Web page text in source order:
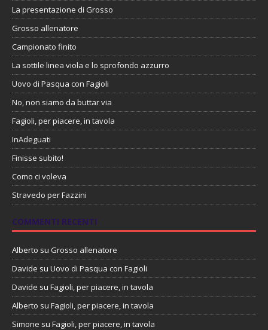
La presentazione di Grosso
Grosso allenatore
Campionato finito
La sottile linea viola e lo sprofondo azzurro
Uovo di Pasqua con Fagioli
No, non siamo da buttar via
Fagioli, per piacere, in tavola
InAdeguati
Finisse subito!
Como ci voleva
Stravedo per Fazzini
COMMENTI RECENTI
Alberto su Grosso allenatore
Davide su Uovo di Pasqua con Fagioli
Davide su Fagioli, per piacere, in tavola
Alberto su Fagioli, per piacere, in tavola
Simone su Fagioli, per piacere, in tavola